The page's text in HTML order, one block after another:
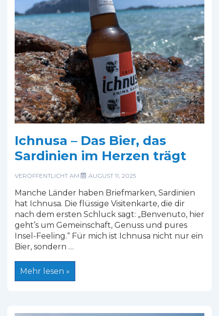
Ichnusa – Das Bier, das
Sardinien im Herzen trägt
VERÖFFENTLICHT AM AUGUST 11, 2025
Manche Länder haben Briefmarken, Sardinien
hat Ichnusa. Die flüssige Visitenkarte, die dir
nach dem ersten Schluck sagt: „Benvenuto, hier
geht’s um Gemeinschaft, Genuss und pures
Insel-Feeling.“ Für mich ist Ichnusa nicht nur ein
Bier, sondern …
Ichnusa
–
Mehr lesen »